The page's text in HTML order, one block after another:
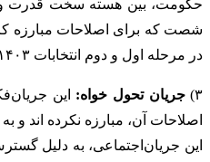
حکومت، بین هسته سخت قدرت و
شصت که برای اصلاحات مبارزه
در مرحله اول و دوم انتخابات ۱۴۰۳ به آقای پزشکیان است.
۳) جریان تحول خواه:
اصلاحات آن، مبارزه نکرده اند و
این جریان‌اجتماعی، به دلیل